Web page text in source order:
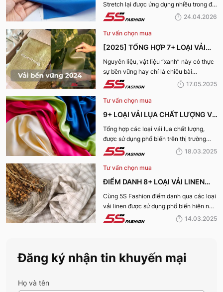
COTTON STRETCH
Stretch lại được ứng dụng nhiều trong đời
sống? Hãy cùng 5S Fashion tìm hiểu chi
24.04.2026
Tư vấn chọn mua
[2025] TỔNG HỢP 7+ LOẠI VẢI
BỀN VỮNG, THÂN THIỆN VỚI MÔI
TRƯỜNG
Nguyên liệu, vật liệu “xanh” này có thực
sự bền vững hay chỉ là chiêu bài
marketing? Cùng 5S Fashion khám phá
năm 2025 giúp bạn nhìn rõ sự thật phía
sau những chiếc bộ trang phục vừa đẹp
17.05.2025
Tư vấn chọn mua
9+ LOẠI VẢI LỤA CHẤT LƯỢNG VÀ
TỐT NHẤT HIỆN NAY
Tổng hợp các loại vải lụa chất lượng,
được sử dụng phổ biến trên thị trường
hiện nay sẽ được 5S Fashion cung cấp
tìm hiểu nhé!
18.03.2025
Tư vấn chọn mua
ĐIỂM DANH 8+ LOẠI VẢI LINEN
PHỔ BIẾN NHẤT HIỆN NAY
Cùng 5S Fashion điểm danh qua các loại
vải linen được sử dụng phổ biến hiện nay
trên thị trường cũng như ưu nhược điểm
14.03.2025
Đăng ký nhận tin khuyến mại
Họ và tên